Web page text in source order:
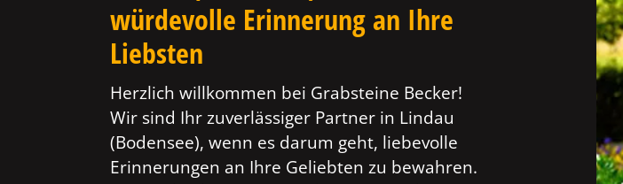
würdevolle Erinnerung an Ihre
Liebsten
Herzlich willkommen bei Grabsteine Becker!
Wir sind Ihr zuverlässiger Partner in Lindau
(Bodensee), wenn es darum geht, liebevolle
Erinnerungen an Ihre Geliebten zu bewahren.